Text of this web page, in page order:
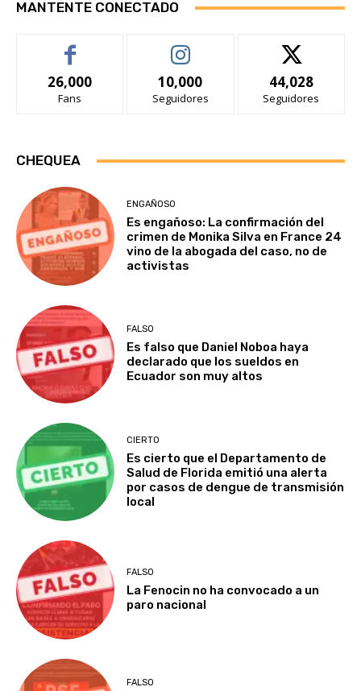
MANTENTE CONECTADO
26,000
Fans
10,000
Seguidores
44,028
Seguidores
CHEQUEA
ENGAÑOSO
Es engañoso: La confirmación del
crimen de Monika Silva en France 24
vino de la abogada del caso, no de
activistas
FALSO
Es falso que Daniel Noboa haya
declarado que los sueldos en
Ecuador son muy altos
CIERTO
Es cierto que el Departamento de
Salud de Florida emitió una alerta
por casos de dengue de transmisión
local
FALSO
La Fenocin no ha convocado a un
paro nacional
FALSO